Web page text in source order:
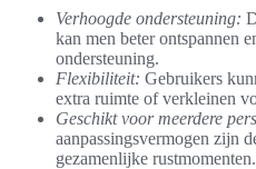
Verhoogde ondersteuning:
kan men beter ontspannen
ondersteuning.
Flexibiliteit: Gebruikers
extra ruimte of verkleinen
Geschikt voor meerdere
aanpassingsvermogen zijn
gezamenlijke rustmomenten.